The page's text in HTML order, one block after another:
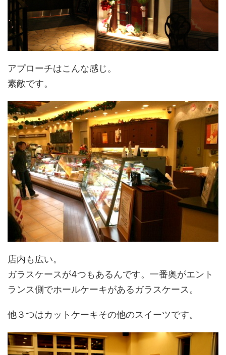
アプローチはこんな感じ。
素敵です。
店内も広い。
ガラスケースが4つもあるんです。一番奥がエント
ランス側でホールケーキがあるガラスケース。
他３つはカットケーキその他のスイーツです。